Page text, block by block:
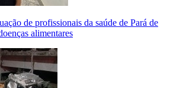
de profissionais da saúde de Pará de
alimentares